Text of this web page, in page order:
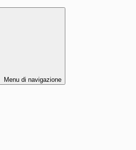
Menu di navigazione